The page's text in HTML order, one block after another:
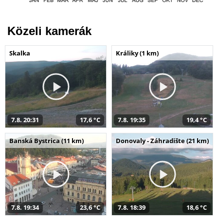
Közeli kamerák
Skalka
7.8. 20:31 17,6 °C
Králiky (1 km)
7.8. 19:35 19,4 °C
Banská Bystrica (11 km)
7.8. 19:34 23,6 °C
Donovaly - Záhradište (21 km)
7.8. 18:39 18,6 °C